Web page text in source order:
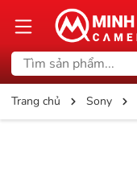
Trang chủ Sony